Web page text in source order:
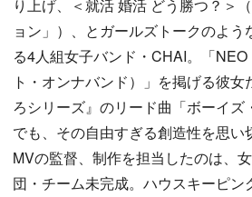
り上げ、＜就活 婚活 どう勝つ？＞
ョン」）、とガールズトークのよ
る4人組女子バンド・CHAI。「
ト・オンナバンド）」を掲げる彼
ろシリーズ』のリード曲「ボーイズ
でも、その自由すぎる創造性を思い
MVの監督、制作を担当したのは、
団・チーム未完成。ハウスキーピン